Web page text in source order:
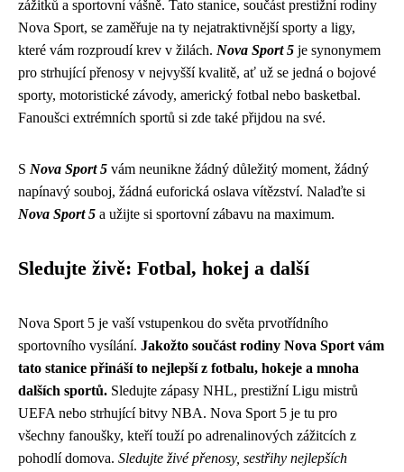
zážitků a sportovní vášně. Tato stanice, součást prestižní rodiny
Nova Sport, se zaměřuje na ty nejatraktivnější sporty a ligy,
které vám rozproudí krev v žilách. Nova Sport 5 je synonymem
pro strhující přenosy v nejvyšší kvalitě, ať už se jedná o bojové
sporty, motoristické závody, americký fotbal nebo basketbal.
Fanoušci extrémních sportů si zde také přijdou na své.
S Nova Sport 5 vám neunikne žádný důležitý moment, žádný
napínavý souboj, žádná euforická oslava vítězství. Nalaďte si
Nova Sport 5 a užijte si sportovní zábavu na maximum.
Sledujte živě: Fotbal, hokej a další
Nova Sport 5 je vaší vstupenkou do světa prvotřídního
sportovního vysílání. Jakožto součást rodiny Nova Sport vám
tato stanice přináší to nejlepší z fotbalu, hokeje a mnoha
dalších sportů. Sledujte zápasy NHL, prestižní Ligu mistrů
UEFA nebo strhující bitvy NBA. Nova Sport 5 je tu pro
všechny fanoušky, kteří touží po adrenalinových zážitcích z
pohodlí domova. Sledujte živé přenosy, sestřihy nejlepších